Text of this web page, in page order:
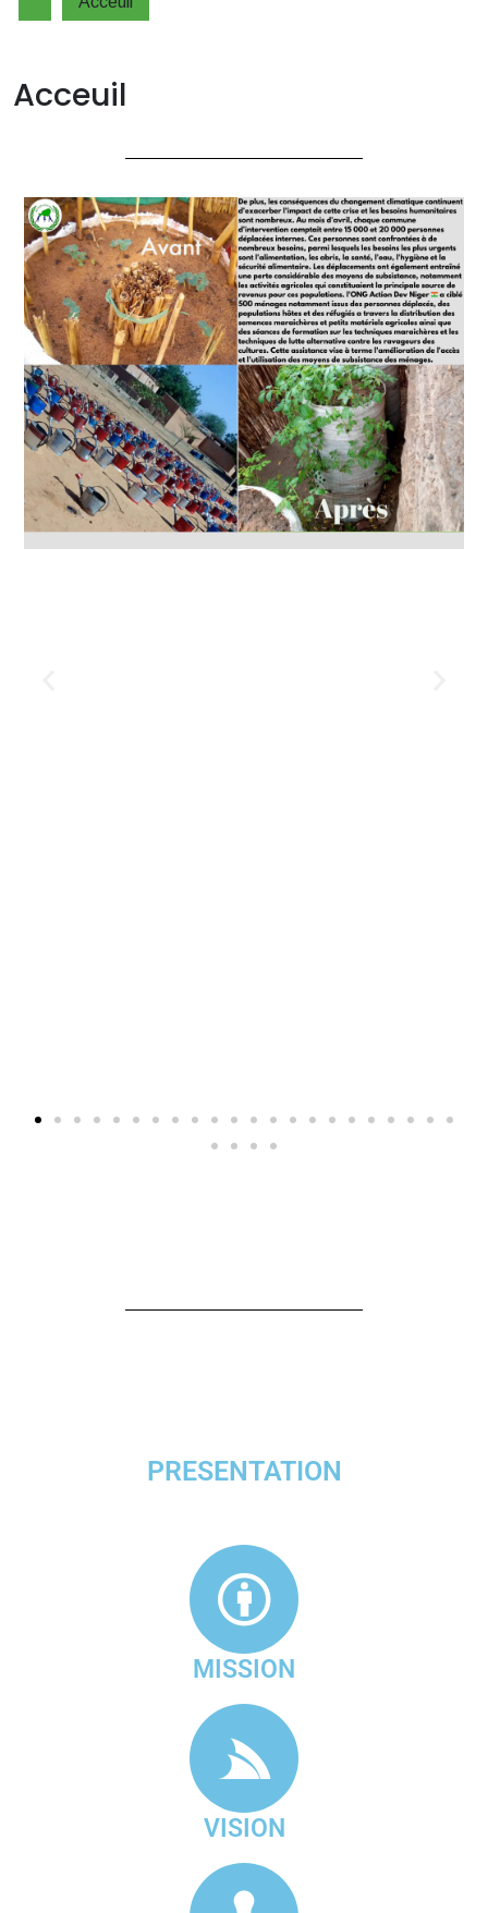
Acceuil
PRESENTATION
MISSION
VISION